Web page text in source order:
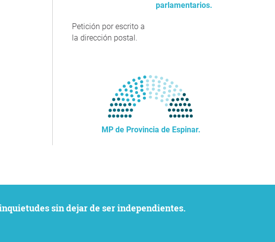
parlamentarios.
Petición por escrito a
la dirección postal.
MP de Provincia de Espinar.
sin dejar de ser independientes.